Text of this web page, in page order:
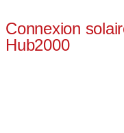
Connexion
Hub2000